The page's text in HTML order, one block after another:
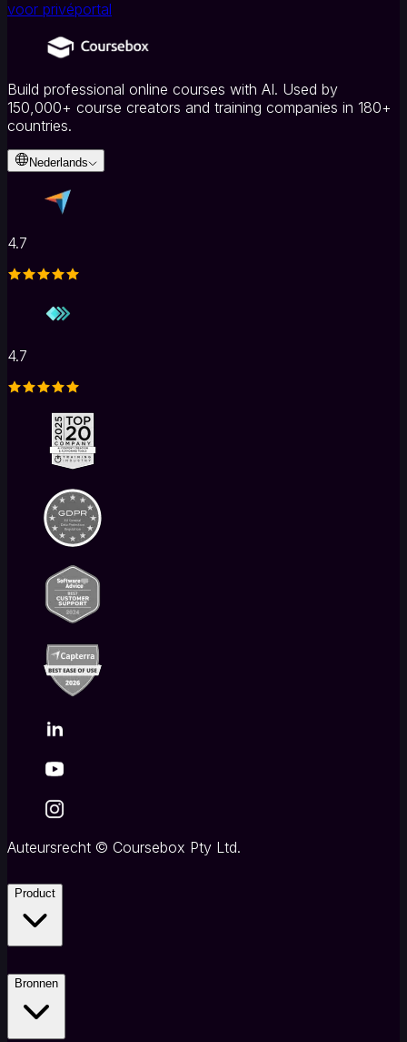
RubricsAI-
Integraties
standaarden
Integraties SCORM-
en
compatibiliteitVerkoopplatform
voor
cursussen
voor privéportal
Build professional online courses with AI. Used by
150,000+ course creators and training companies in 180+
countries.
Nederlands
4.7
4.7
Auteursrecht © Coursebox Pty Ltd.
Product
Bronnen